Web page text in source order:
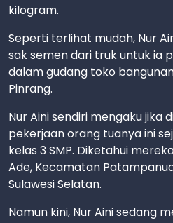
kilogram.
Seperti terlihat mudah, Nur
sak semen dari truk untuk ia
dalam gudang toko
Pinrang.
Nur Aini sendiri mengaku jika
pekerjaan orang tuanya ini
kelas 3 SMP. Diketahui
Ade, Kecamatan
Sulawesi Selatan.
Namun kini, Nur Aini sedang